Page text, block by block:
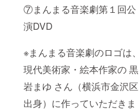
⑦まんまる音楽劇第１回公
演DVD
※まんまる音楽劇のロゴは、
現代美術家・絵本作家の 黒
岩まゆ さん（横浜市金沢区
出身）に作っていただきま